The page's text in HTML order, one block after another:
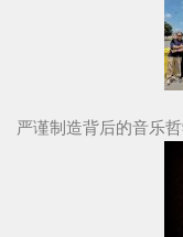
严谨制造背后的音乐